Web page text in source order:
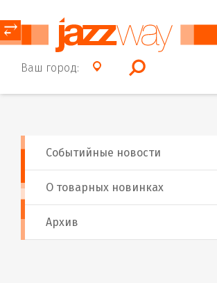
Ваш город:
⥂
Событийные новости
О товарных новинках
Архив